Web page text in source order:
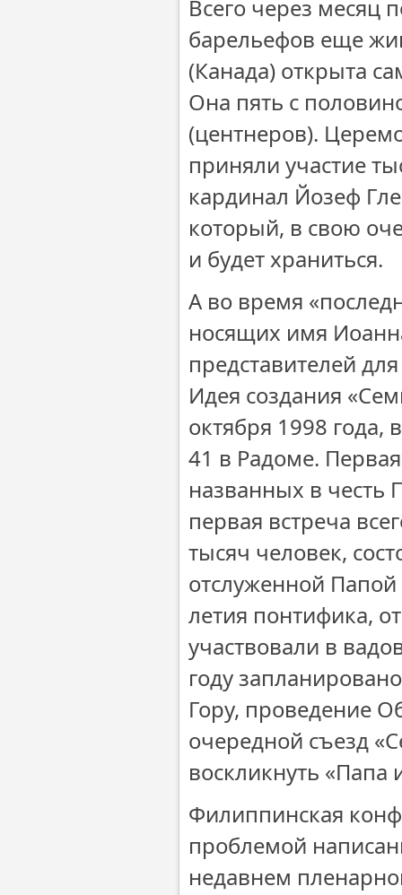
Всего через месяц
барельефов еще
(Канада) открыта
Она пять с
(центнеров).
приняли участие
кардинал Йозеф
который, в свою
и будет храниться.
А во время
носящих имя
представителей
Идея создания
октября 1998
41 в Радоме.
названных в честь
первая встреча
тысяч человек,
отслуженной
летия понтифика,
участвовали в
году
Гору, проведение
очередной съезд
воскликнуть
Филиппинская
проблемой
недавнем